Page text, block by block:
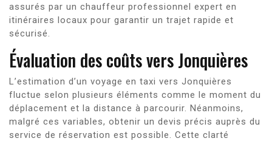
assurés par un chauffeur professionnel expert en
itinéraires locaux pour garantir un trajet rapide et
sécurisé.
Évaluation des coûts vers Jonquières
L’estimation d’un voyage en taxi vers Jonquières
fluctue selon plusieurs éléments comme le moment du
déplacement et la distance à parcourir. Néanmoins,
malgré ces variables, obtenir un devis précis auprès du
service de réservation est possible. Cette clarté